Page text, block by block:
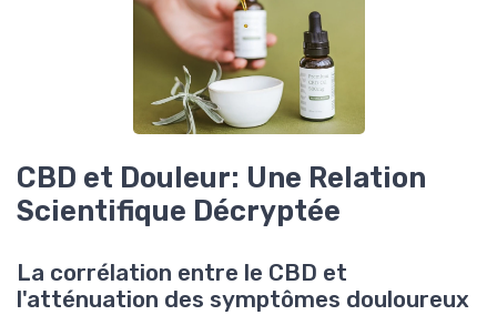
CBD et Douleur: Une Relation
Scientifique Décryptée
La corrélation entre le CBD et
l'atténuation des symptômes douloureux